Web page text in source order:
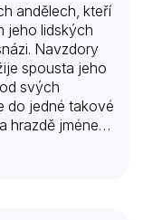
andělech, kteří
jeho lidských
Navzdory
spousta jeho
svých
do jedné takové
hrazdě jménem
smysly – od